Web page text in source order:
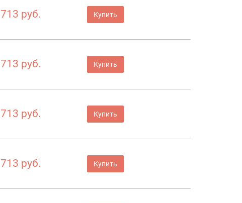
713 руб. Купить
713 руб. Купить
713 руб. Купить
713 руб. Купить